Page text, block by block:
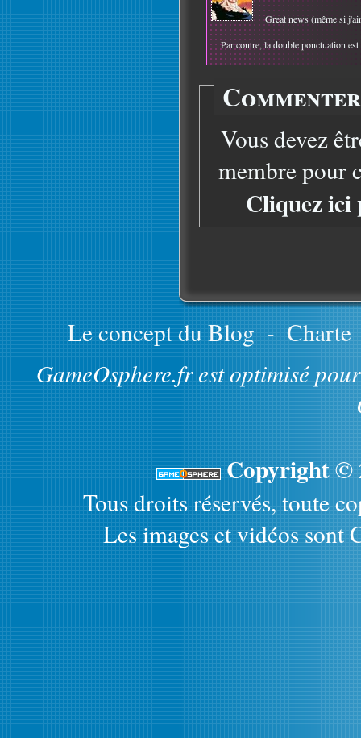
Great news (même si
Par contre, la double ponctuation
Vous devez
membre pour
Cliquez ici
Le concept du Blog - Charte
GameOsphere.fr est optimisé
Copyright ©
Tous droits réservés, toute
Les images et vidéos